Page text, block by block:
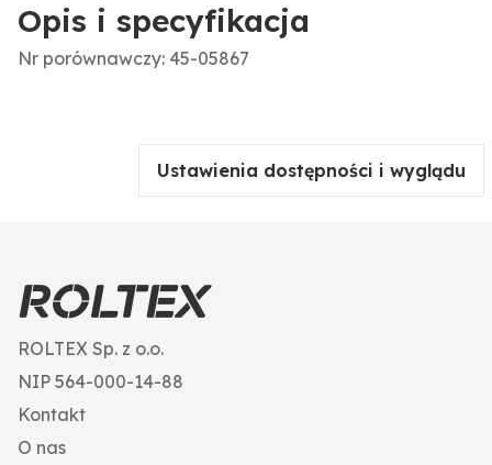
Opis i specyfikacja
Nr porównawczy: 45-05867
Ustawienia dostępności i wyglądu
ROLTEX Sp. z o.o.
NIP 564-000-14-88
Kontakt
O nas